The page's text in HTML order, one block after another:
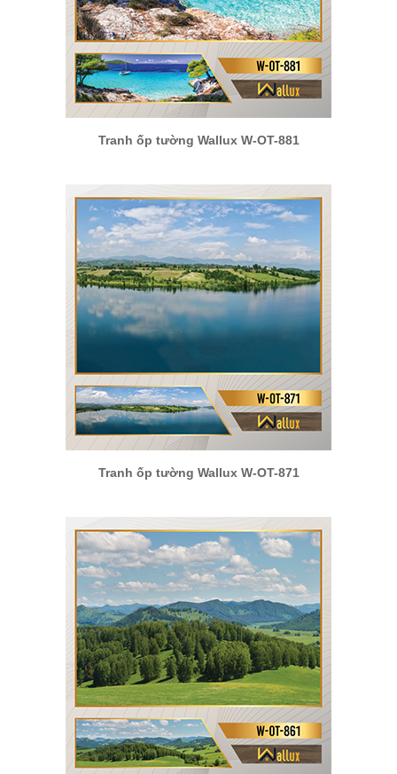
Tranh ốp tường Wallux W-OT-881
Tranh ốp tường Wallux W-OT-871